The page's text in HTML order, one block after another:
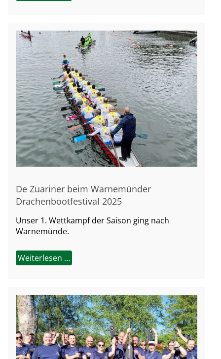
De Zuariner beim Warnemünder
Drachenbootfestival 2025
Unser 1. Wettkampf der Saison ging nach
Warnemünde.
Weiterlesen …